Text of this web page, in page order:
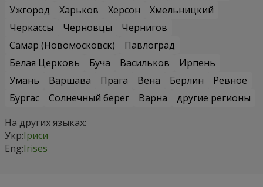
Ужгород
Харьков Херсон
Хмельницкий
Черкассы
Черновцы
Чернигов
Самар (Новомосковск)
Павлоград
Белая Церковь
Буча Васильков
Ирпень
Умань
Варшава Прага Вена Берлин
Ревное
Бургас
Солнечный берег Варна
другие регионы
На других языках:
Укр:Іриси
Eng:Irises